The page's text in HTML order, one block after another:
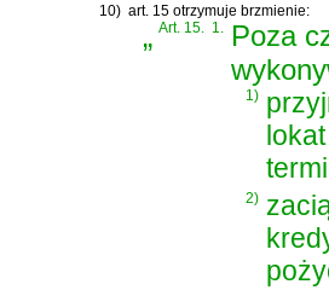
10) art. 15 otrzymuje brzmienie:
„Art. 15. 1. Poza
1)
lokat
2)